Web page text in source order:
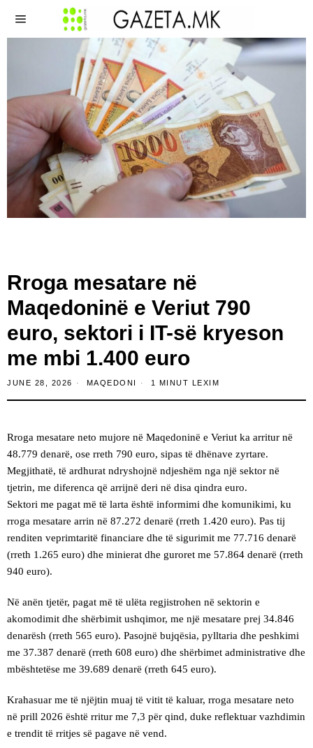
Rroga mesatare në
Maqedoninë e Veriut 790
euro, sektori i IT-së kryeson
me mbi 1.400 euro
JUNE 28, 2026 MAQEDONI 1 MINUT LEXIM
Rroga mesatare neto mujore në Maqedoninë e Veriut ka arritur në
48.779 denarë, ose rreth 790 euro, sipas të dhënave zyrtare.
Megjithatë, të ardhurat ndryshojnë ndjeshëm nga një sektor në
tjetrin, me diferenca që arrijnë deri në disa qindra euro.
Sektori me pagat më të larta është informimi dhe komunikimi, ku
rroga mesatare arrin në 87.272 denarë (rreth 1.420 euro). Pas tij
renditen veprimtaritë financiare dhe të sigurimit me 77.716 denarë
(rreth 1.265 euro) dhe minierat dhe guroret me 57.864 denarë (rreth
940 euro).
Në anën tjetër, pagat më të ulëta regjistrohen në sektorin e
akomodimit dhe shërbimit ushqimor, me një mesatare prej 34.846
denarësh (rreth 565 euro). Pasojnë bujqësia, pylltaria dhe peshkimi
me 37.387 denarë (rreth 608 euro) dhe shërbimet administrative dhe
mbështetëse me 39.689 denarë (rreth 645 euro).
Krahasuar me të njëjtin muaj të vitit të kaluar, rroga mesatare neto
në prill 2026 është rritur me 7,3 për qind, duke reflektuar vazhdimin
e trendit të rritjes së pagave në vend.